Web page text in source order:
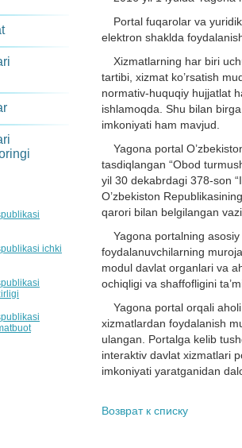
organlari
xujjatlar
va
tashkil
va joriy
tartibi
ichki
Portal fuqarolar va
elektron shaklda
Xizmatlarning har biri
tartibi, xizmat ko’rsatish
normativ-huquqiy hujjatlat
ishlamoqda. Shu bilan
imkoniyati ham mavjud.
Yagona portal
tasdiqlangan “Obod
yil 30 dekabrdagi 378-son
O’zbekiston
qarori bilan belgilangan
Yagona portalning
foydalanuvchilarning
modul davlat organlari va
ochiqligi va shaffofligini
Yagona portal orqali
xizmatlardan foydalanish
ulangan. Portalga kelib
interaktiv davlat xizmatlari
imkoniyati yaratganidan
Возврат к списку